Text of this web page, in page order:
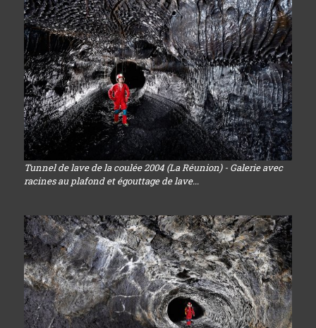
Tunnel de lave de la coulée 2004 (La Réunion) - Galerie avec
racines au plafond et égouttage de lave...